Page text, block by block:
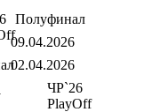
Полуфинал
09.04.2026
02.04.2026
ЧР`26
PlayOff